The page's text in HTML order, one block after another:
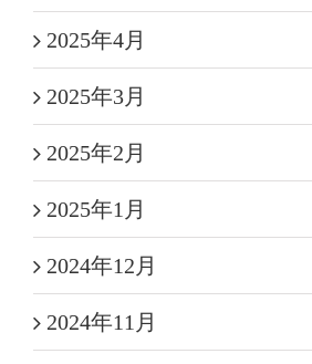
2025年4月
2025年3月
2025年2月
2025年1月
2024年12月
2024年11月